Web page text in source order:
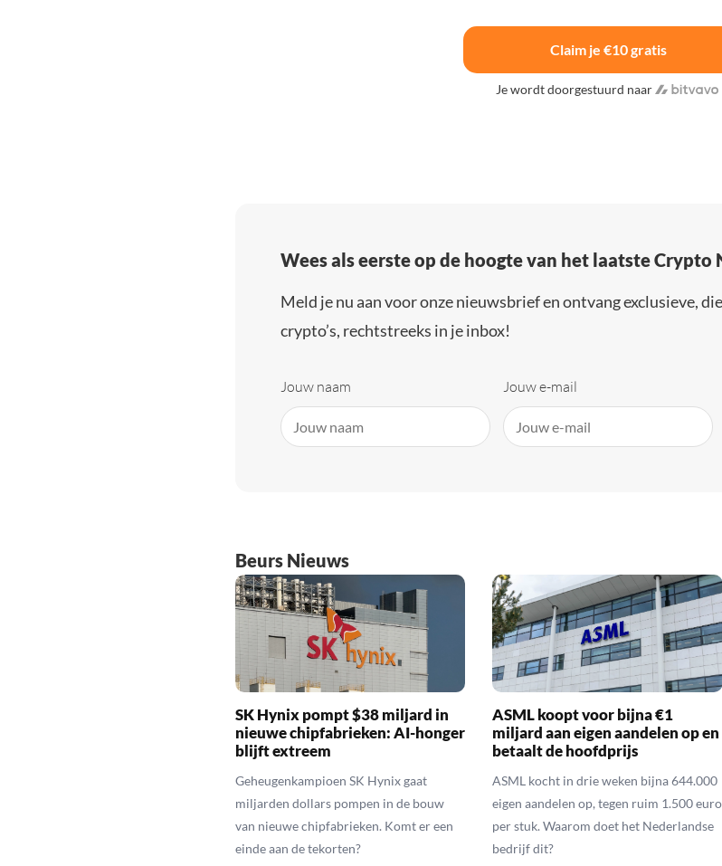
Claim je €10 gratis
Je wordt doorgestuurd naar
Wees als eerste op de hoogte van het laatste Crypto
Meld je nu aan voor onze nieuwsbrief en ontvang exclusieve,
crypto’s, rechtstreeks in je inbox!
Jouw naam Jouw e-mail
Beurs Nieuws
SK Hynix pompt $38 miljard in
nieuwe chipfabrieken: AI-honger
blijft extreem
Geheugenkampioen SK Hynix gaat
miljarden dollars pompen in de bouw
van nieuwe chipfabrieken. Komt er een
einde aan de tekorten?
ASML koopt voor bijna €1
miljard aan eigen aandelen op en
betaalt de hoofdprijs
ASML kocht in drie weken bijna 644.000
eigen aandelen op, tegen ruim 1.500 euro
per stuk. Waarom doet het Nederlandse
bedrijf dit?